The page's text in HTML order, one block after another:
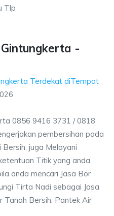
Tlp
-
Terdekat diTempat
0856 9416 3731 / 0818
pembersihan pada
juga Melayani
Titik yang anda
anda mencari Jasa Bor
Tirta Nadi sebagai Jasa
Tanah Bersih, Pantek Air